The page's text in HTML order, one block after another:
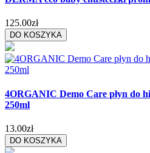
125.00zł
DO KOSZYKA
4ORGANIC Demo Care płyn do
250ml
13.00zł
DO KOSZYKA